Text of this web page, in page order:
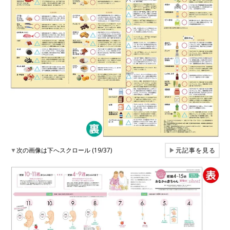
▼次の画像は下へスクロール (19/37) ▶元記事を見る